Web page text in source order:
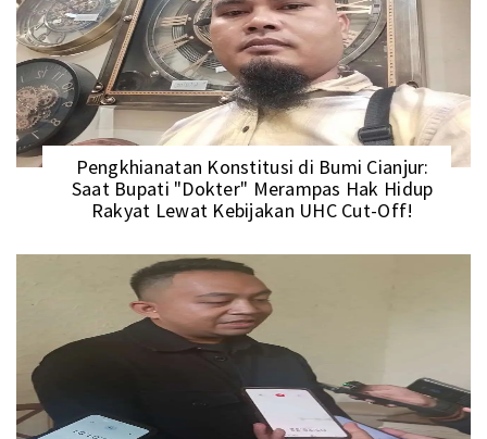
Pengkhianatan Konstitusi di Bumi Cianjur:
Saat Bupati "Dokter" Merampas Hak Hidup
Rakyat Lewat Kebijakan UHC Cut-Off!